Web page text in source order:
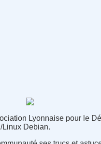
Lyonnaise pour le
Linux Debian.